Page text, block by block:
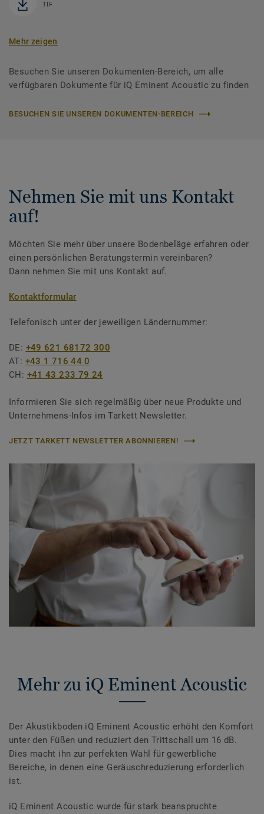
TIF
Mehr zeigen
Besuchen Sie unseren Dokumenten-Bereich, um alle
verfügbaren Dokumente für iQ Eminent Acoustic zu finden
BESUCHEN SIE UNSEREN DOKUMENTEN-BEREICH
Nehmen Sie mit uns Kontakt
auf!
Möchten Sie mehr über unsere Bodenbeläge erfahren oder
einen persönlichen Beratungstermin vereinbaren?
Dann nehmen Sie mit uns Kontakt auf.
Kontaktformular
Telefonisch unter der jeweiligen Ländernummer:
DE: +49 621 68172 300
AT: +43 1 716 44 0
CH: +41 43 233 79 24
Informieren Sie sich regelmäßig über neue Produkte und
Unternehmens-Infos im Tarkett Newsletter.
JETZT TARKETT NEWSLETTER ABONNIEREN!
Mehr zu iQ Eminent Acoustic
Der Akustikboden iQ Eminent Acoustic erhöht den Komfort
unter den Füßen und reduziert den Trittschall um 16 dB.
Dies macht ihn zur perfekten Wahl für gewerbliche
Bereiche, in denen eine Geräuschreduzierung erforderlich
ist.
iQ Eminent Acoustic wurde für stark beanspruchte